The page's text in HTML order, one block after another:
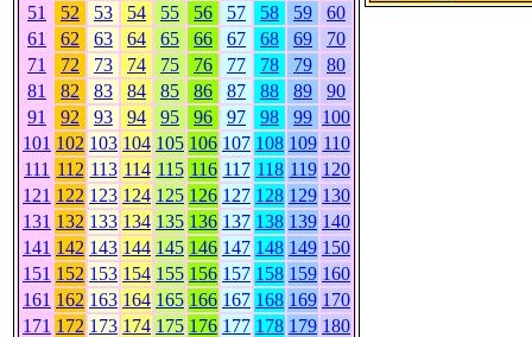
51
52 53 54 55 56 57 58 59
60
61
62 63 64 65 66 67 68 69
70
71
72 73 74 75 76 77 78 79
80
81
82 83 84 85 86 87 88 89
90
91
92 93 94 95 96 97 98 99 100
101 102 103 104 105 106 107 108 109 110
111 112 113 114 115 116 117 118 119 120
121 122 123 124 125 126 127 128 129 130
131 132 133 134 135 136 137 138 139 140
141 142 143 144 145 146 147 148 149 150
151 152 153 154 155 156 157 158 159 160
161 162 163 164 165 166 167 168 169 170
171 172 173 174 175 176 177 178 179 180